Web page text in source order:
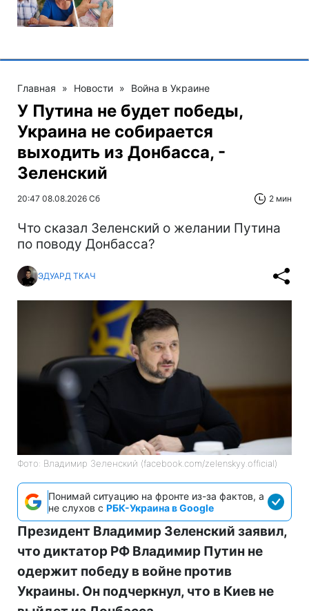
Главная » Новости » Война в Украине
У Путина не будет победы,
Украина не собирается
выходить из Донбасса, -
Зеленский
20:47 08.08.2026 Сб 2 мин
Что сказал Зеленский о желании Путина
по поводу Донбасса?
ЭДУАРД ТКАЧ
Фото: Владимир Зеленский (facebook.com/zelenskyy.official)
Понимай ситуацию на фронте из-за фактов, а
не слухов с РБК-Украина в Google
Президент Владимир Зеленский заявил,
что диктатор РФ Владимир Путин не
одержит победу в войне против
Украины. Он подчеркнул, что в Киев не